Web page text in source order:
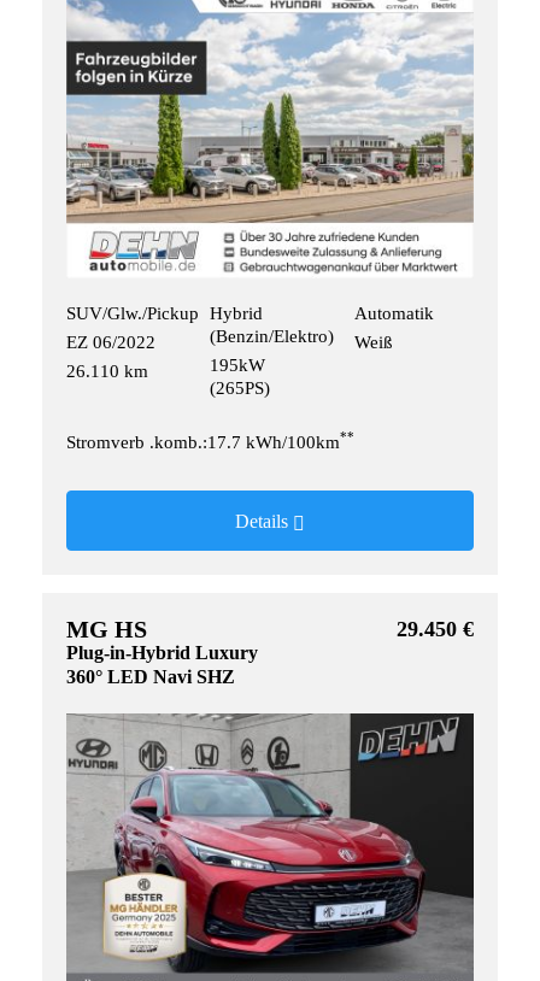
SUV/Glw./Pickup
EZ 06/2022
26.110 km
Hybrid
(Benzin/Elektro)
195kW
(265PS)
Automatik
Weiß
Stromverb .komb.:17.7 kWh/100km**
Details
MG HS
Plug-in-Hybrid Luxury
360° LED Navi SHZ
29.450 €